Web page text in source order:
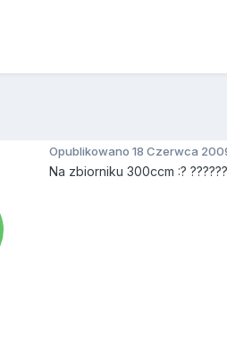
Opublikowano 18 Czerwca
Na zbiorniku 300ccm :? ??????